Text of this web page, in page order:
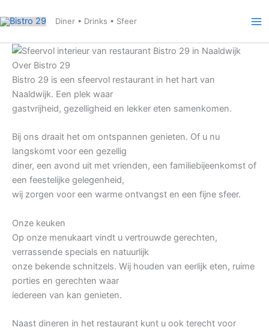
naar
inhoud
Diner • Drinks • Sfeer
Over Bistro 29
Bistro 29 is een sfeervol restaurant in het hart van
Naaldwijk. Een plek waar
gastvrijheid, gezelligheid en lekker eten samenkomen.
Bij ons draait het om ontspannen genieten. Of u nu
langskomt voor een gezellig
diner, een avond uit met vrienden, een familiebijeenkomst of
een feestelijke gelegenheid,
wij zorgen voor een warme ontvangst en een fijne sfeer.
Onze keuken
Op onze menukaart vindt u vertrouwde gerechten,
verrassende specials en natuurlijk
onze bekende schnitzels. Wij houden van eerlijk eten, ruime
porties en gerechten waar
iedereen van kan genieten.
Naast dineren in het restaurant kunt u ook terecht voor